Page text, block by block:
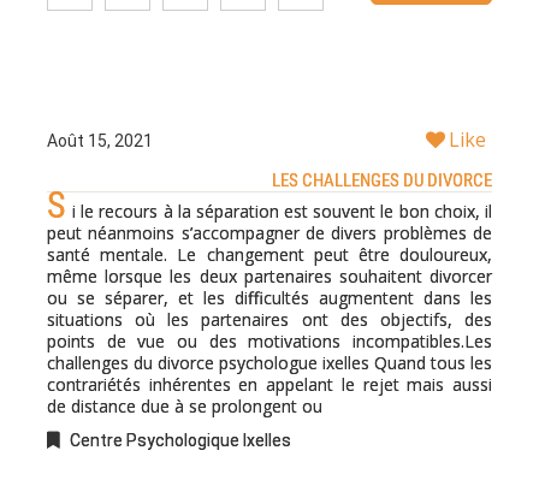
Août 15, 2021 Like
LES CHALLENGES DU DIVORCE
S i le recours à la séparation est souvent le bon choix, il
peut néanmoins s’accompagner de divers problèmes de
santé mentale. Le changement peut être douloureux,
même lorsque les deux partenaires souhaitent divorcer
ou se séparer, et les difficultés augmentent dans les
situations où les partenaires ont des objectifs, des
points de vue ou des motivations incompatibles.Les
challenges du divorce psychologue ixelles Quand tous les
contrariétés inhérentes en appelant le rejet mais aussi
de distance due à se prolongent ou
Centre Psychologique Ixelles